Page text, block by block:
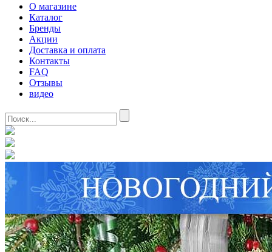
О магазине
Каталог
Бренды
Акции
Доставка и оплата
Контакты
FAQ
Отзывы
видео